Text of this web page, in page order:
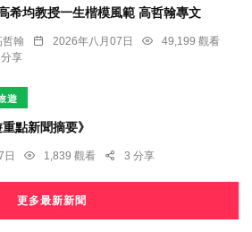
希均教授一生楷模風範 高哲翰專文
哲翰 2026年八月07日
49,199 觀看
享
遊
點新聞摘要》
日 1,839 觀看 3 分享
更多最新新聞